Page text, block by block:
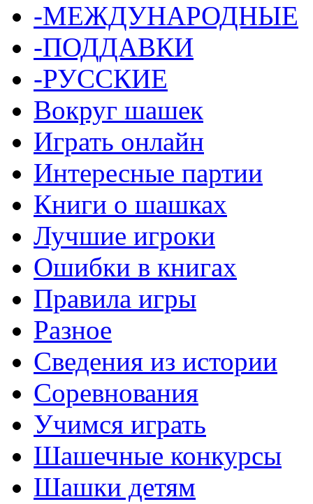
-МЕЖДУНАРОДНЫЕ
-ПОДДАВКИ
-РУССКИЕ
Вокруг шашек
Играть онлайн
Интересные партии
Книги о шашках
Лучшие игроки
Ошибки в книгах
Правила игры
Разное
Сведения из истории
Соревнования
Учимся играть
Шашечные конкурсы
Шашки детям